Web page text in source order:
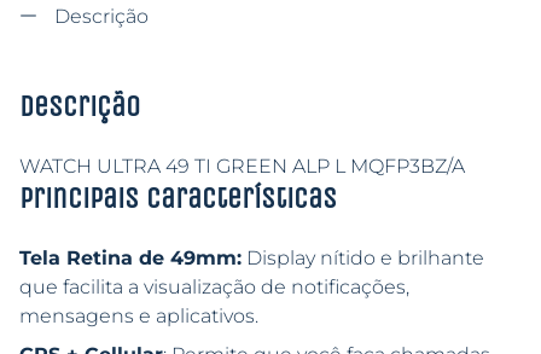
Descrição
Descrição
WATCH ULTRA 49 TI GREEN ALP L MQFP3BZ/A
Principais características
Tela Retina de 49mm: Display nítido e brilhante
que facilita a visualização de notificações,
mensagens e aplicativos.